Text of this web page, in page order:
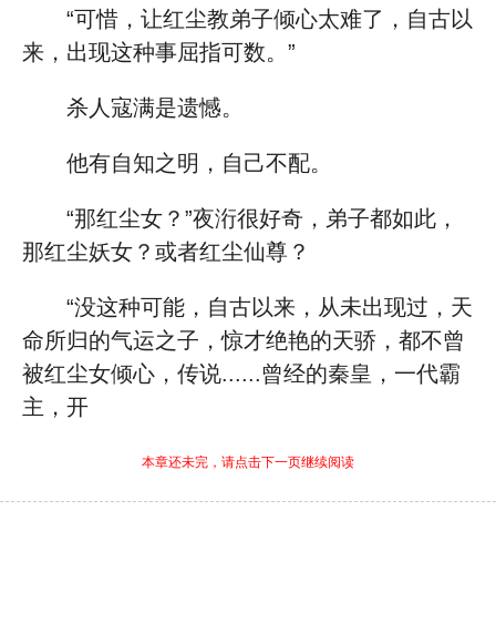
“可惜，让红尘教弟子倾心太难了，自古以
来，出现这种事屈指可数。”
杀人寇满是遗憾。
他有自知之明，自己不配。
“那红尘女？”夜洐很好奇，弟子都如此，
那红尘妖女？或者红尘仙尊？
“没这种可能，自古以来，从未出现过，天
命所归的气运之子，惊才绝艳的天骄，都不曾
被红尘女倾心，传说......曾经的秦皇，一代霸
主，开
本章还未完，请点击下一页继续阅读